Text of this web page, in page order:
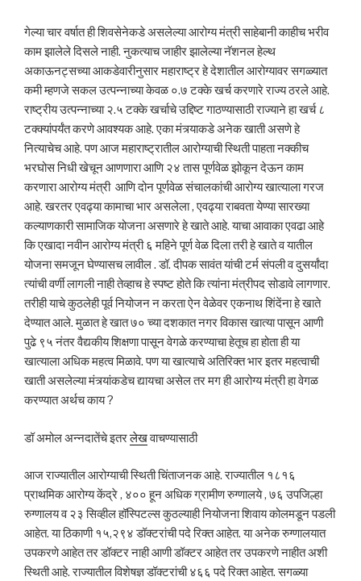
गेल्या चार वर्षात ही शिवसेनेकडे असलेल्या आरोग्य मंत्री साहेबानी काहीच भरीव
काम झालेले दिसले नाही. नुकत्याच जाहीर झालेल्या नॅशनल हेल्थ
अकाऊनट्सच्या आकडेवारीनुसार महाराष्ट्र हे देशातील आरोग्यावर सगळ्यात
कमी म्हणजे सकल उत्पन्नाच्या केवळ ०.७ टक्के खर्च करणारे राज्य ठरले आहे.
राष्ट्रीय उत्पन्नाच्या २.५ टक्के खर्चाचे उद्दिष्ट गाठण्यासाठी राज्याने हा खर्च ८
टक्क्यांपर्यंत करणे आवश्यक आहे. एका मंत्र्याकडे अनेक खाती असणे हे
नित्याचेच आहे. पण आज महाराष्ट्रातील आरोग्याची स्थिती पाहता नक्कीच
भरघोस निधी खेचून आणणारा आणि २४ तास पूर्णवेळ झोकून देऊन काम
करणारा आरोग्य मंत्री आणि दोन पूर्णवेळ संचालकांची आरोग्य खात्याला गरज
आहे. खरतर एवढ्या कामाचा भार असलेला , एवढ्या राबवता येण्या सारख्या
कल्याणकारी सामाजिक योजना असणारे हे खाते आहे. याचा आवाका एवढा आहे
कि एखादा नवीन आरोग्य मंत्री ६ महिने पूर्ण वेळ दिला तरी हे खाते व यातील
योजना समजून घेण्यासच लावील . डॉ. दीपक सावंत यांची टर्म संपली व दुसर्यांदा
त्यांची वर्णी लागली नाही तेव्हाच हे स्पष्ट होते कि त्यांना मंत्रीपद सोडावे लागणार.
तरीही याचे कुठलेही पूर्व नियोजन न करता ऐन वेळेवर एकनाथ शिंदेंना हे खाते
देण्यात आले. मुळात हे खात ७० च्या दशकात नगर विकास खात्या पासून आणी
पुढे ९५ नंतर वैद्यकीय शिक्षणा पासून वेगळे करण्याचा हेतूच हा होता ही या
खात्याला अधिक महत्व मिळावे. पण या खात्याचे अतिरिक्त भार इतर महत्वाची
खाती असलेल्या मंत्र्यांकडेच द्यायचा असेल तर मग ही आरोग्य मंत्री हा वेगळ
करण्यात अर्थच काय ?
डॉ अमोल अन्नदातेंचे इतरलेखवाचण्यासाठी
आज राज्यातील आरोग्याची स्थिती चिंताजनक आहे. राज्यातील १८१६
प्राथमिक आरोग्य केंद्रे , ४०० हून अधिक ग्रामीण रुग्णालये , ७६ उपजिल्हा
रुग्णालय व २३ सिव्हील हॉस्पिटल्स कुठल्याही नियोजना शिवाय कोलमडून पडली
आहेत. या ठिकाणी १५,२९४ डॉक्टरांची पदे रिक्त आहेत. या अनेक रुग्णालयात
उपकरणे आहेत तर डॉक्टर नाही आणी डॉक्टर आहेत तर उपकरणे नाहीत अशी
स्थिती आहे. राज्यातील विशेषज्ञ डॉक्टरांची ४६६ पदे रिक्त आहेत. सगळ्या